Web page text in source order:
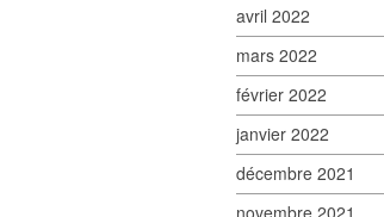
avril 2022
mars 2022
février 2022
janvier 2022
décembre 2021